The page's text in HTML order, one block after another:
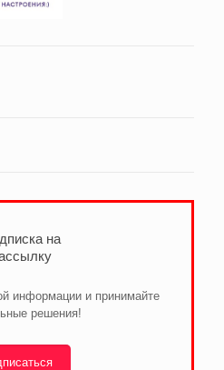
на
информации и принимайте
решения!